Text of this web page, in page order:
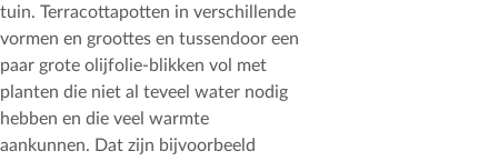
tuin. Terracottapotten in verschillende
vormen en groottes en tussendoor een
paar grote olijfolie-blikken vol met
planten die niet al teveel water nodig
hebben en die veel warmte
aankunnen. Dat zijn bijvoorbeeld